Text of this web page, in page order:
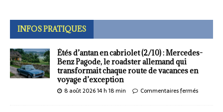
INFOS PRATIQUES
Étés d’antan en cabriolet (2/10) : Mercedes-
Benz Pagode, le roadster allemand qui
transformait chaque route de vacances en
voyage d’exception
8 août 2026 14 h 18 min Commentaires fermés